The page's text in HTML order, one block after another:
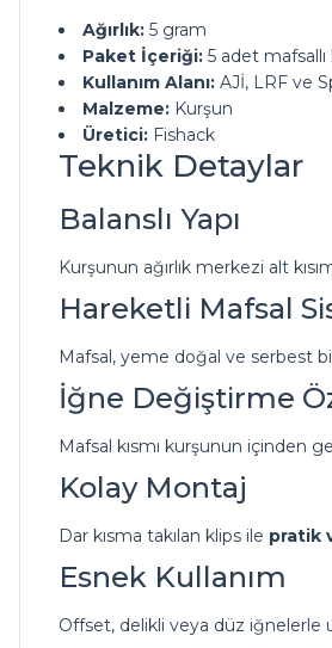
Ağırlık: 5 gram
Paket İçeriği: 5 adet
Kullanım Alanı: AJİ, LRF ve
Malzeme: Kurşun
Üretici: Fishack
Teknik Detaylar
Balanslı Yapı
Kurşunun ağırlık merkezi alt
Hareketli Mafsal
Mafsal, yeme doğal ve serbest bir
İğne Değiştirme
Mafsal kısmı kurşunun içinden
Kolay Montaj
Dar kısma takılan klips ile pratik
Esnek Kullanım
Offset, delikli veya düz iğnelerle